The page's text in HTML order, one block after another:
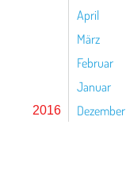
April
März
Februar
Januar
2016 Dezember